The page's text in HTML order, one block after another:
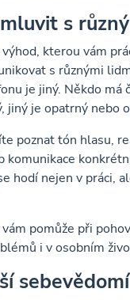
s
kterou vám
s různými
je jiný. Někdo má
jiný je opatrný nebo
poznat tón hlasu,
komunikace
hodí nejen v práci,
pomůže při
i v osobním
sebevědomí